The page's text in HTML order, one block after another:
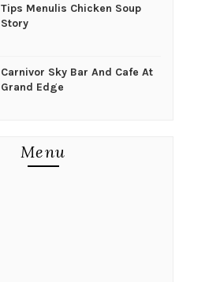
Tips Menulis Chicken Soup
Story
Carnivor Sky Bar And Cafe At
Grand Edge
Menu